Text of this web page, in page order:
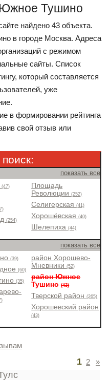
Южное Тушино
найдено 43 объекта.
в городе Москва. Адреса
с режимом
сайты. Список
который составляется
уже
в формировании рейтинга
свой отзыв или
показать все
(47)
(254)
Площадь
Революции(252)
Селигерская(41)
Хорошёвская(40)
Шелепиха(44)
показать все
(39)
(60)
(35)
район Хорошево-
Мневники(52)
район Южное
Тушино(43)
Тверской район(265)
Хорошевский район
(43)
1 2 »